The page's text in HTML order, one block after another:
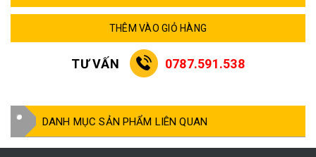
THÊM VÀO GIỎ HÀNG
TƯ VẤN 0787.591.538
DANH MỤC SẢN PHẨM LIÊN QUAN